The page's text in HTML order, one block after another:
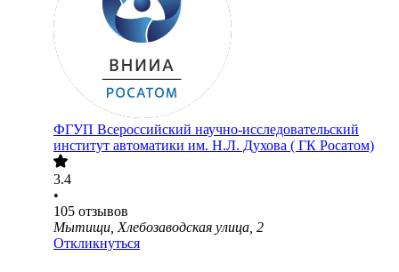
ФГУП Всероссийский научно-исследовательский
институт автоматики им. Н.Л. Духова ( ГК Росатом)
3.4
•
105 отзывов
Мытищи, Хлебозаводская улица, 2
Откликнуться